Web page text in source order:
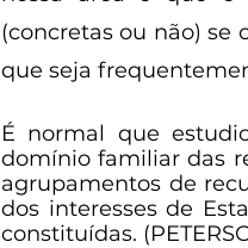
(concretas ou não)
que seja
É normal que
domínio familiar das
agrupamentos de
dos interesses de
constituídas.